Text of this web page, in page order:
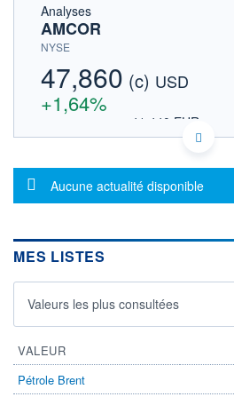
Analyses
AMCOR
NYSE
47,860 (c) USD
+1,64%
41,440 EUR
DONNÉES TEMPS DIFFÉRÉ
Politique d'exécution
Cotation sur les autres places
47,240
Message d'information
Aucune actualité disponible
MES LISTES
Valeurs les plus consultées
VALEUR
Pétrole Brent